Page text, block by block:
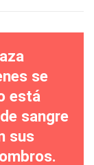
se
está
sangre
sus